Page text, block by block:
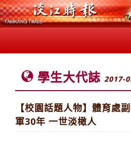
學生大代誌 2017-
【校園話題人物】體育處
軍30年 一世淡橄人